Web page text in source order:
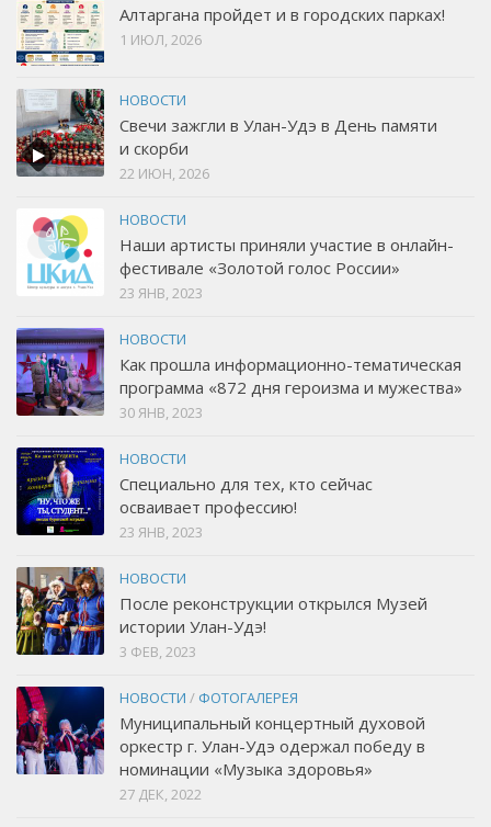
Алтаргана пройдет и в городских парках!
1 ИЮЛ, 2026
НОВОСТИ
Свечи зажгли в Улан-Удэ в День памяти
и скорби
22 ИЮН, 2026
НОВОСТИ
Наши артисты приняли участие в онлайн-
фестивале «Золотой голос России»
23 ЯНВ, 2023
НОВОСТИ
Как прошла информационно-тематическая
программа «872 дня героизма и мужества»
30 ЯНВ, 2023
НОВОСТИ
Специально для тех, кто сейчас
осваивает профессию!
23 ЯНВ, 2023
НОВОСТИ
После реконструкции открылся Музей
истории Улан-Удэ!
3 ФЕВ, 2023
НОВОСТИ / ФОТОГАЛЕРЕЯ
Муниципальный концертный духовой
оркестр г. Улан-Удэ одержал победу в
номинации «Музыка здоровья»
27 ДЕК, 2022